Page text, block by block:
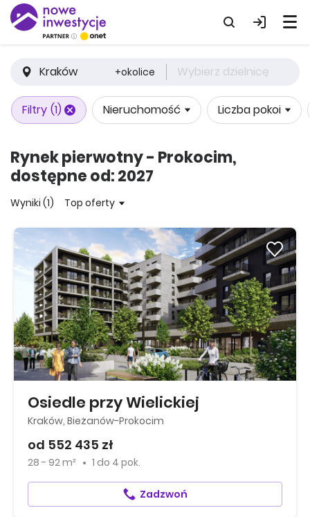
Kraków +okolice Wybierz dzielnicę
Filtry (1) Nieruchomość Liczba pokoi
Rynek pierwotny - Prokocim,
dostępne od: 2027
Wyniki (1) Top oferty
Osiedle przy Wielickiej
Kraków, Bieżanów-Prokocim
od 552 435 zł
28 - 92 m² 1 do 4 pok.
Zadzwoń